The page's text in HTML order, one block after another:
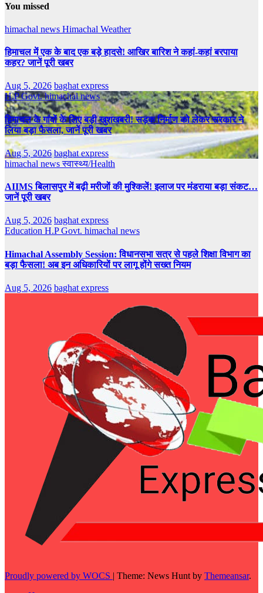
You missed
himachal news Himachal Weather
हिमाचल में एक के बाद एक बड़े हादसे! आखिर बारिश ने कहां-कहां बरपाया
कहर? जानें पूरी खबर
Aug 5, 2026 baghat express
H.P Govt.himachal news
हिमाचल के गांवों के लिए बड़ी खुशखबरी! सड़क निर्माण को लेकर सरकार ने
लिया बड़ा फैसला, जानें पूरी खबर
Aug 5, 2026 baghat express
himachal newsस्वास्थ्य/Health
AIIMS बिलासपुर में बढ़ी मरीजों की मुश्किलें! इलाज पर मंडराया बड़ा संकट…
जानें पूरी खबर
Aug 5, 2026 baghat express
Education H.P Govt. himachal news
Himachal Assembly Session: विधानसभा सत्र से पहले शिक्षा विभाग का
बड़ा फैसला! अब इन अधिकारियों पर लागू होंगे सख्त नियम
Aug 5, 2026 baghat express
Proudly powered by WOCS | Theme: News Hunt by Themeansar.